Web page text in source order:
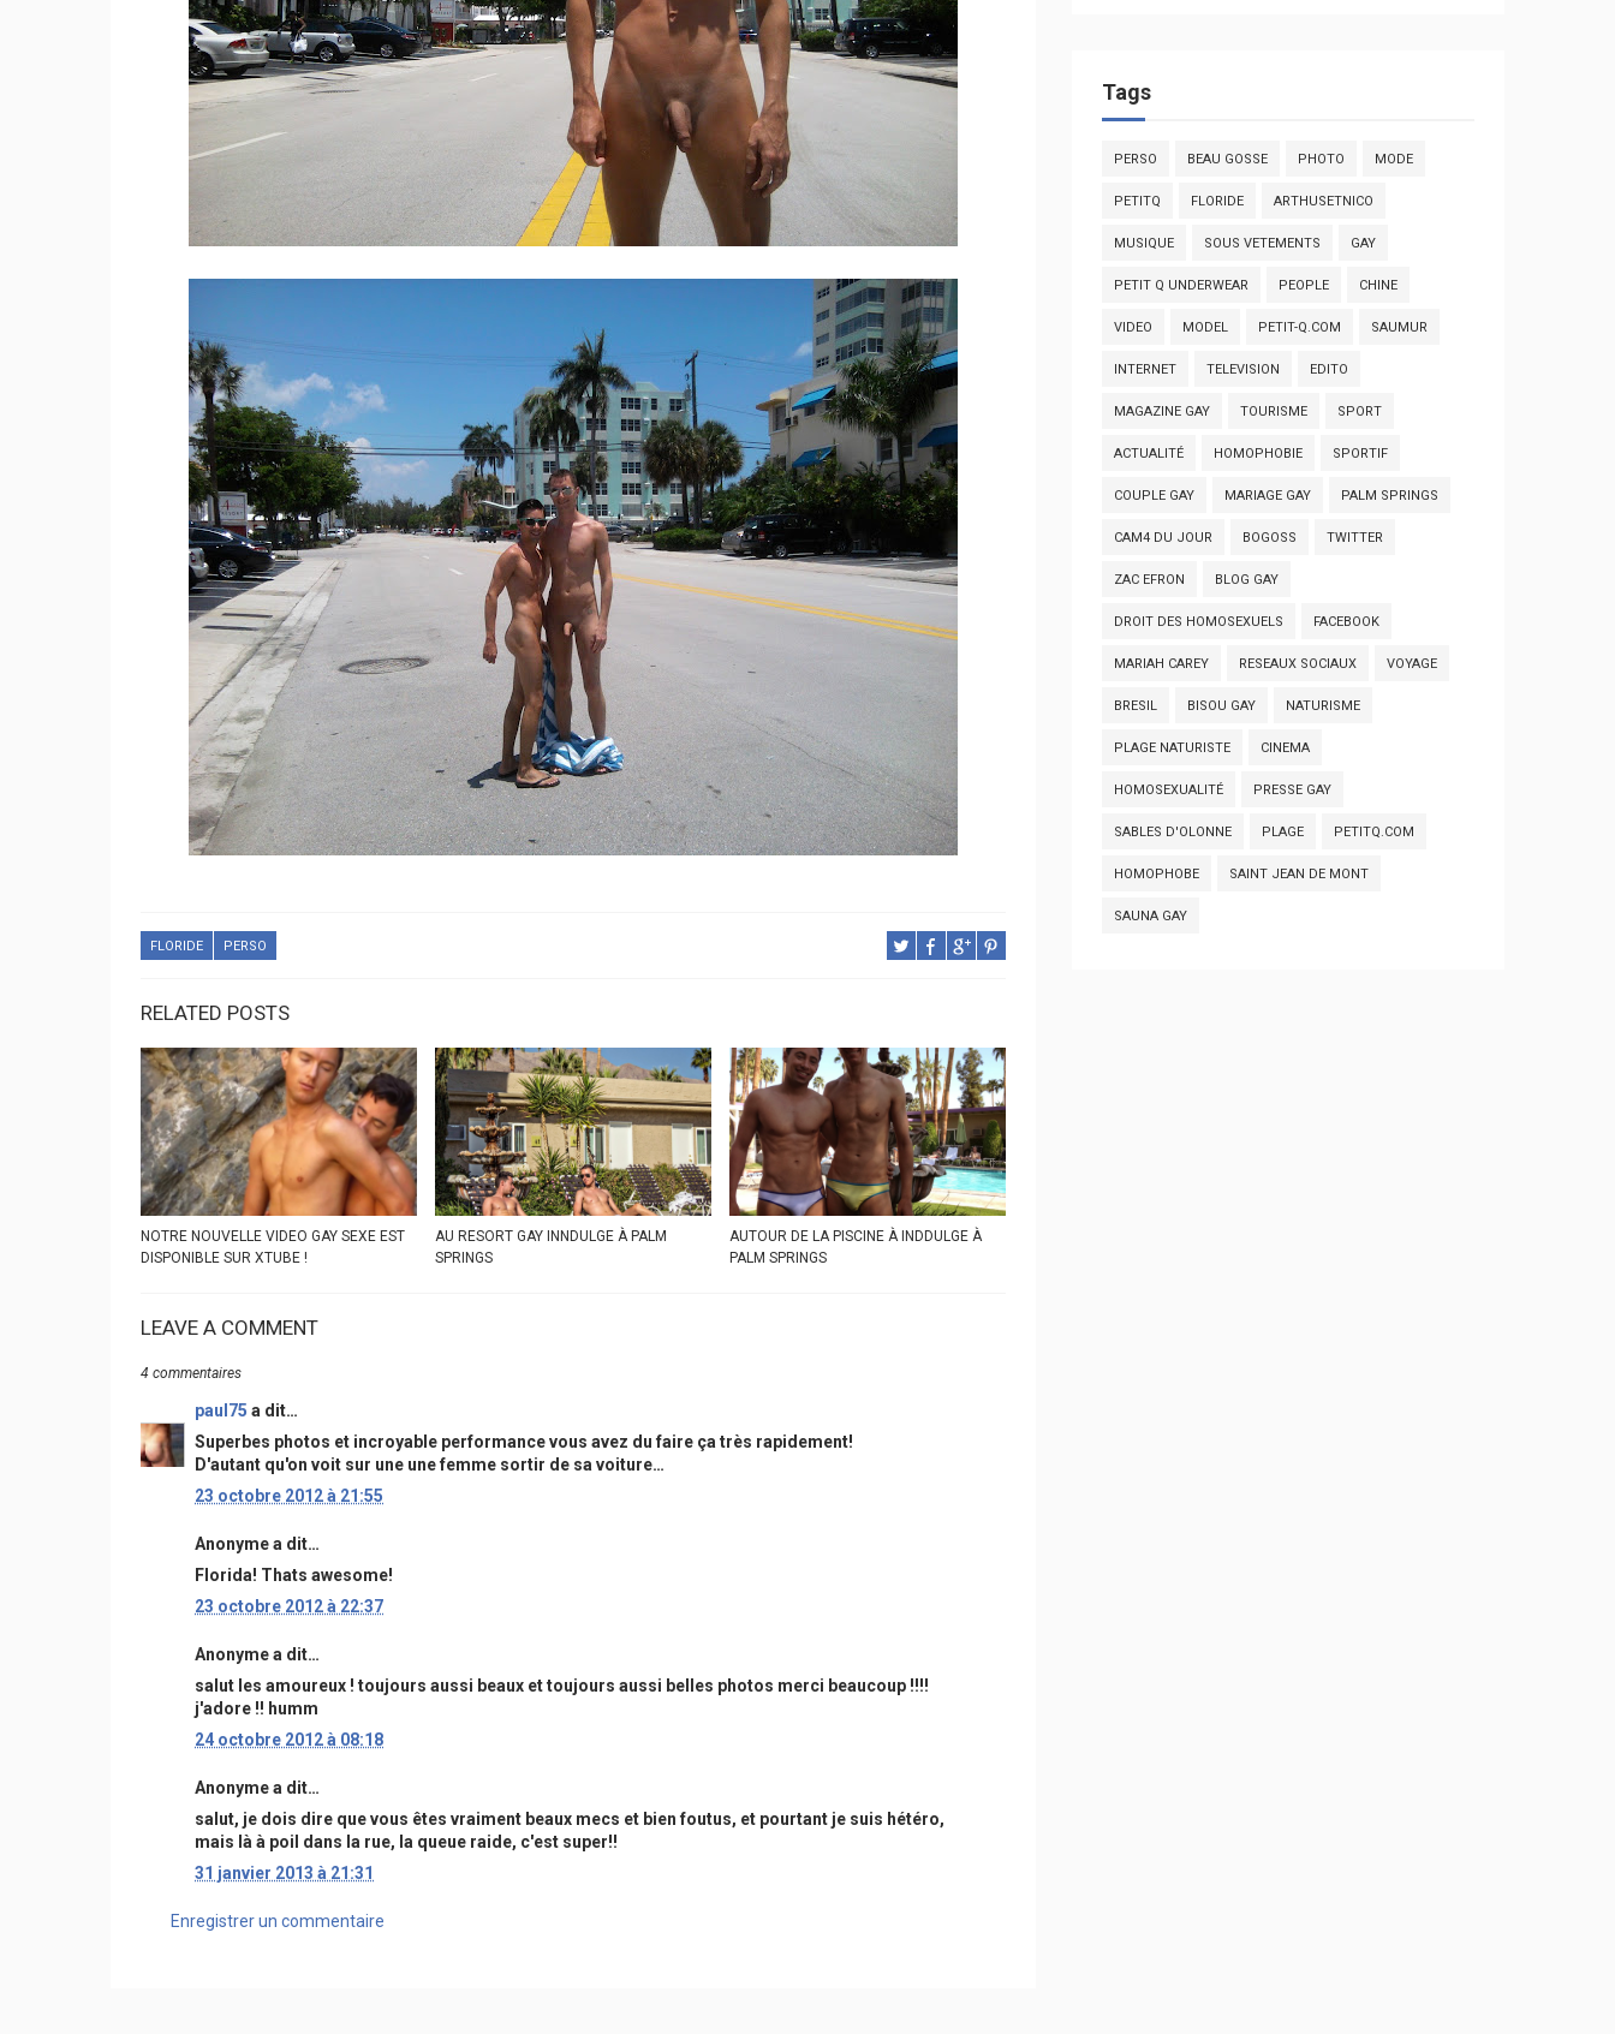
FLORIDE PERSO
RELATED POSTS
NOTRE NOUVELLE VIDEO GAY SEXE EST
DISPONIBLE SUR XTUBE !
AU RESORT GAY INNDULGE À PALM
SPRINGS
AUTOUR DE LA PISCINE À INDDULGE À
PALM SPRINGS
LEAVE A COMMENT
4 commentaires
paul75 a dit…
Superbes photos et incroyable performance vous avez du faire ça très rapidement!
D'autant qu'on voit sur une une femme sortir de sa voiture…
23 octobre 2012 à 21:55
Anonyme a dit…
Florida! Thats awesome!
23 octobre 2012 à 22:37
Anonyme a dit…
salut les amoureux ! toujours aussi beaux et toujours aussi belles photos merci beaucoup !!!!
j'adore !! humm
24 octobre 2012 à 08:18
Anonyme a dit…
salut, je dois dire que vous êtes vraiment beaux mecs et bien foutus, et pourtant je suis hétéro,
mais là à poil dans la rue, la queue raide, c'est super!!
31 janvier 2013 à 21:31
Enregistrer un commentaire
Tags
PERSO BEAU GOSSE PHOTO MODE
PETITQ FLORIDE ARTHUSETNICO
MUSIQUE SOUS VETEMENTS GAY
PETIT Q UNDERWEAR PEOPLE CHINE
VIDEO MODEL PETIT-Q.COM SAUMUR
INTERNET TELEVISION EDITO
MAGAZINE GAY TOURISME SPORT
ACTUALITÉ HOMOPHOBIE SPORTIF
COUPLE GAY MARIAGE GAY PALM SPRINGS
CAM4 DU JOUR BOGOSS TWITTER
ZAC EFRON BLOG GAY
DROIT DES HOMOSEXUELS FACEBOOK
MARIAH CAREY RESEAUX SOCIAUX VOYAGE
BRESIL BISOU GAY NATURISME
PLAGE NATURISTE CINEMA
HOMOSEXUALITÉ PRESSE GAY
SABLES D'OLONNE PLAGE PETITQ.COM
HOMOPHOBE SAINT JEAN DE MONT
SAUNA GAY